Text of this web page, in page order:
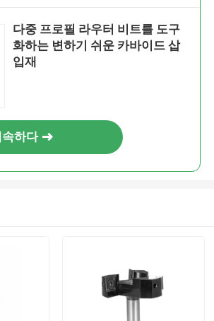
다중 프로필 라우터 비트를 도구
화하는 변하기 쉬운 카바이드 삽
입재
하다